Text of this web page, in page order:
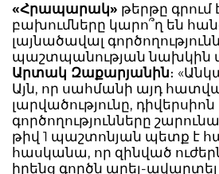
«Հրապարակ» թերթը գրում
բախումները կարո՞ղ են
լայնածավալ
պաշտպանության
Արտակ Զաքարյանին։
Այն, որ սահմանի այդ
լարվածությունը, դիվերսիոն
գործողությունները
թիվ 1 պաշտոնյան պետք է
հասկանա, որ զինված
իրենց գործն արել-